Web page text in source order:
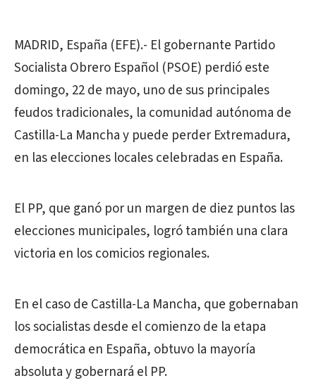
MADRID, España (EFE).- El gobernante Partido
Socialista Obrero Español (PSOE) perdió este
domingo, 22 de mayo, uno de sus principales
feudos tradicionales, la comunidad autónoma de
Castilla-La Mancha y puede perder Extremadura,
en las elecciones locales celebradas en España.
El PP, que ganó por un margen de diez puntos las
elecciones municipales, logró también una clara
victoria en los comicios regionales.
En el caso de Castilla-La Mancha, que gobernaban
los socialistas desde el comienzo de la etapa
democrática en España, obtuvo la mayoría
absoluta y gobernará el PP.